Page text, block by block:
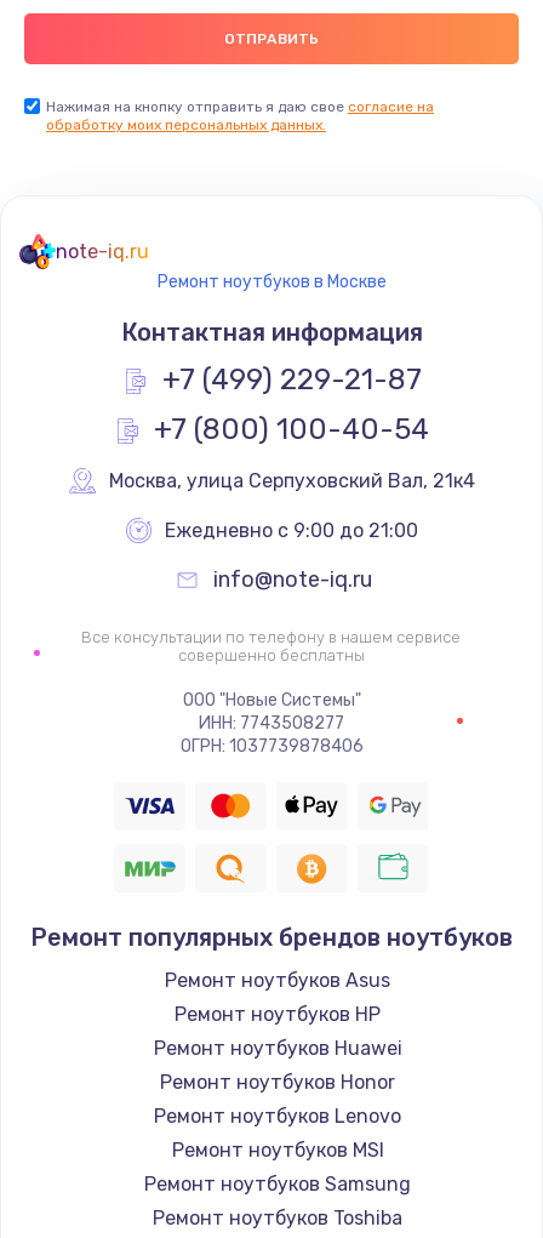
Нажимая на кнопку отправить я даю свое согласие на
обработку моих персональных данных.
note-iq.ru
Ремонт ноутбуков в Москве
Контактная информация
+7 (499) 229-21-87
+7 (800) 100-40-54
Москва, улица Серпуховский Вал, 21к4
Ежедневно с 9:00 до 21:00
info@note-iq.ru
Все консультации по телефону в нашем сервисе
совершенно бесплатны
ООО "Новые Системы"
ИНН: 7743508277
ОГРН: 1037739878406
Ремонт популярных брендов ноутбуков
Ремонт ноутбуков Asus
Ремонт ноутбуков HP
Ремонт ноутбуков Huawei
Ремонт ноутбуков Honor
Ремонт ноутбуков Lenovo
Ремонт ноутбуков MSI
Ремонт ноутбуков Samsung
Ремонт ноутбуков Toshiba